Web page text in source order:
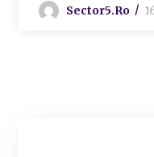
Sector5.ro